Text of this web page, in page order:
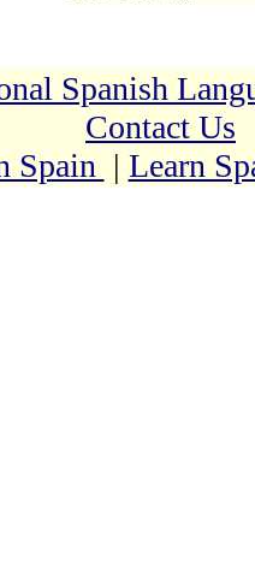
Spanish
Contact Us
Spain | Learn